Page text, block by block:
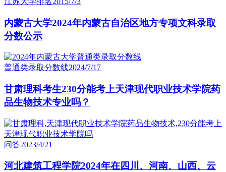
内蒙古大学2024年内蒙古自治区地方专项文科录取
分数公示
普通类录取分数线2024/7/17
甘肃理科考生230分能考上天津现代职业技术学院药
品生物技术专业吗？
问答2023/4/21
河北建筑工程学院2024年在四川、河南、山西、云